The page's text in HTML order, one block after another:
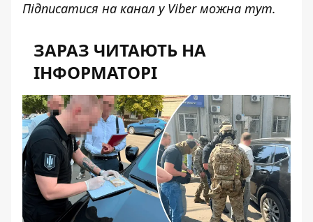
Підписатися на канал у Viber можна тут.
ЗАРАЗ ЧИТАЮТЬ НА
ІНФОРМАТОРІ